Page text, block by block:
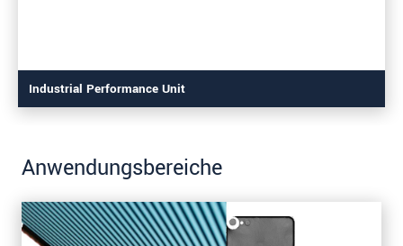
Industrial Performance Unit
Anwendungsbereiche